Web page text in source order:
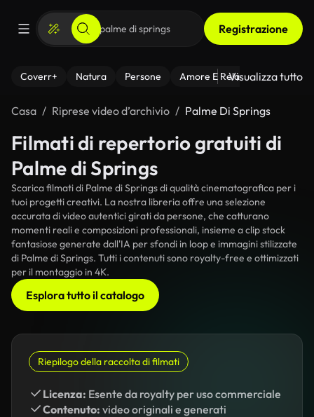
Registrazione
Coverr+ Natura Persone Amore E Relazioni Il
Visualizza tutto
Casa Riprese video d’archivio Palme Di Springs
Filmati di repertorio gratuiti di
Palme di Springs
Scarica filmati di Palme di Springs di qualità cinematografica per i
tuoi progetti creativi. La nostra libreria offre una selezione
accurata di video autentici girati da persone, che catturano
momenti reali e composizioni professionali, insieme a clip stock
fantasiose generate dall'IA per sfondi in loop e immagini stilizzate
di Palme di Springs. Tutti i contenuti sono royalty-free e ottimizzati
per il montaggio in 4K.
Esplora tutto il catalogo
Riepilogo della raccolta di filmati
Licenza: Esente da royalty per uso commerciale
Contenuto: video originali e generati